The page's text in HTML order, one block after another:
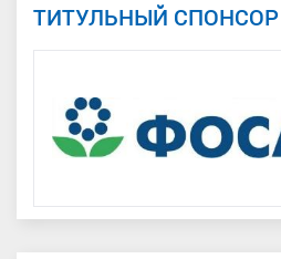
ТИТУЛЬНЫЙ СПОНСОР